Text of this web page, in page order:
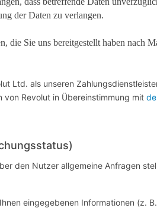
der Daten zu verlangen.
die Sie uns bereitgestellt haben nach
Ltd. als unseren
Revolut in Übereinstimmung mit
den Nutzer allgemeine Anfragen
eingegebenen Informationen (z.